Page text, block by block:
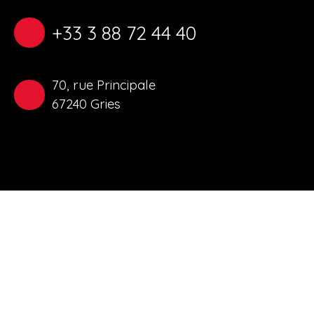
+33 3 88 72 44 40
70, rue Principale
67240 Gries